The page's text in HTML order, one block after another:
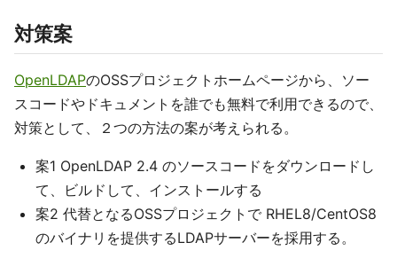
対策案
OpenLDAPのOSSプロジェクトホームページから、ソー
スコードやドキュメントを誰でも無料で利用できるので、
対策として、２つの方法の案が考えられる。
案1 OpenLDAP 2.4 のソースコードをダウンロードし
て、ビルドして、インストールする
案2 代替となるOSSプロジェクトで RHEL8/CentOS8
のバイナリを提供するLDAPサーバーを採用する。